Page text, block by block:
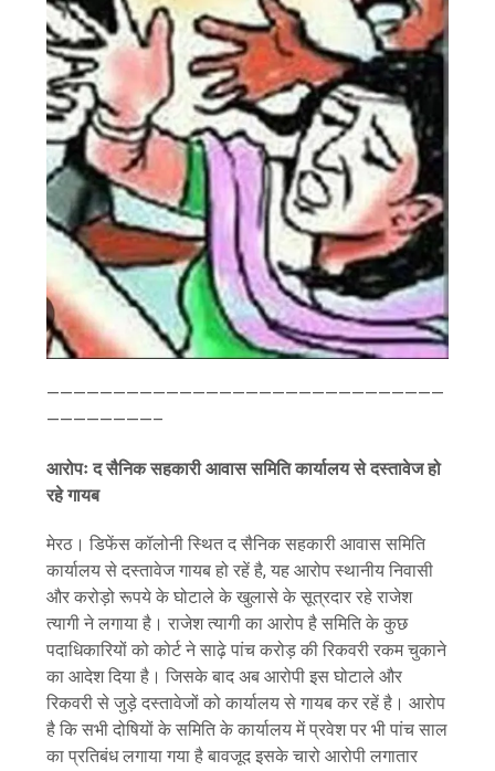
——————————————————————————————
————————–
आरोपः द सैनिक सहकारी आवास समिति कार्यालय से दस्तावेज हो
रहे गायब
मेरठ। डिफेंस कॉलोनी स्थित द सैनिक सहकारी आवास समिति
कार्यालय से दस्तावेज गायब हो रहें है, यह आरोप स्थानीय निवासी
और करोड़ो रूपये के घोटाले के खुलासे के सूत्रदार रहे राजेश
त्यागी ने लगाया है। राजेश त्यागी का आरोप है समिति के कुछ
पदाधिकारियों को कोर्ट ने साढ़े पांच करोड़ की रिकवरी रकम चुकाने
का आदेश दिया है। जिसके बाद अब आरोपी इस घोटाले और
रिकवरी से जुड़े दस्तावेजों को कार्यालय से गायब कर रहें है। आरोप
है कि सभी दोषियों के समिति के कार्यालय में प्रवेश पर भी पांच साल
का प्रतिबंध लगाया गया है बावजूद इसके चारो आरोपी लगातार